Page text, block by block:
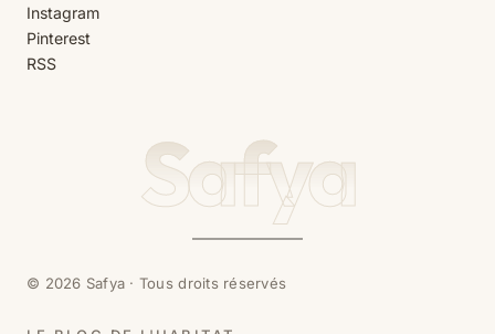
Instagram
Pinterest
RSS
Safya
© 2026 Safya · Tous droits réservés